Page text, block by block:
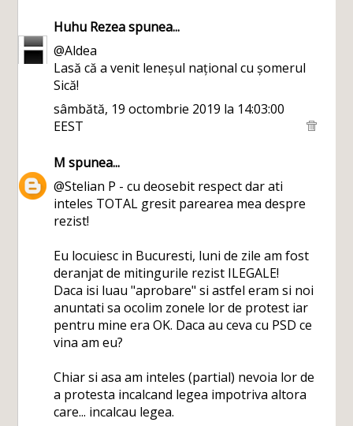
Huhu Rezeaspunea...
@Aldea
Lasă că a venit leneșul național cu șomerul
Sică!
sâmbătă, 19 octombrie 2019 la 14:03:00
EEST
M spunea...
@Stelian P - cu deosebit respect dar ati
inteles TOTAL gresit parearea mea despre
rezist!
Eu locuiesc in Bucuresti, luni de zile am fost
deranjat de mitingurile rezist ILEGALE!
Daca isi luau "aprobare" si astfel eram si noi
anuntati sa ocolim zonele lor de protest iar
pentru mine era OK. Daca au ceva cu PSD ce
vina am eu?
Chiar si asa am inteles (partial) nevoia lor de
a protesta incalcand legea impotriva altora
care... incalcau legea.